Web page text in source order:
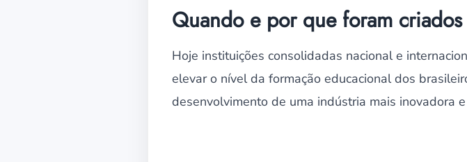
Quando e por que foram
Hoje instituições consolidadas nacional e
elevar o nível da formação educacional dos
desenvolvimento de uma indústria mais inovadora